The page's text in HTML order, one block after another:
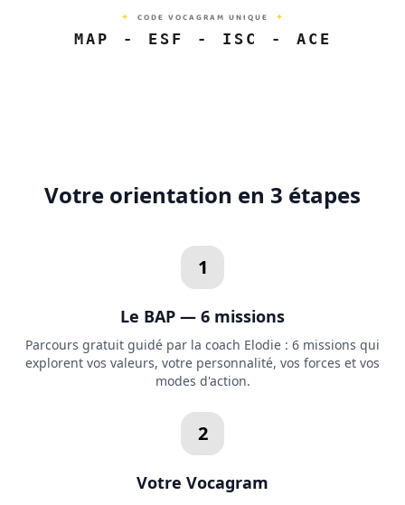
✦ CODE VOCAGRAM UNIQUE ✦
MAP - ESF - ISC - ACE
Votre orientation en 3 étapes
1
Le BAP — 6 missions
Parcours gratuit guidé par la coach Elodie : 6 missions qui
explorent vos valeurs, votre personnalité, vos forces et vos
modes d'action.
2
Votre Vocagram